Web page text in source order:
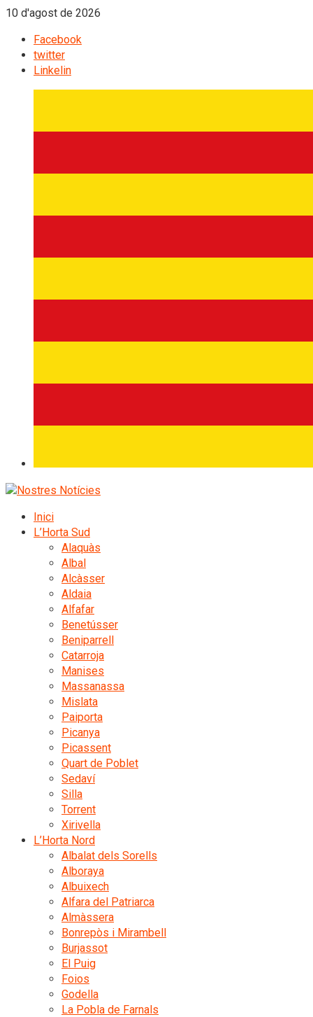
10 d'agost de 2026
Facebook
twitter
Linkelin
Inici
L’Horta Sud
Alaquàs
Albal
Alcàsser
Aldaia
Alfafar
Benetússer
Beniparrell
Catarroja
Manises
Massanassa
Mislata
Paiporta
Picanya
Picassent
Quart de Poblet
Sedaví
Silla
Torrent
Xirivella
L’Horta Nord
Albalat dels Sorells
Alboraya
Albuixech
Alfara del Patriarca
Almàssera
Bonrepòs i Mirambell
Burjassot
El Puig
Foios
Godella
La Pobla de Farnals